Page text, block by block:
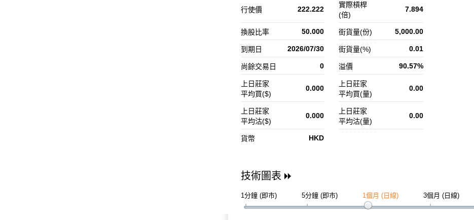
行使價 222.222
實際槓桿
(倍)
7.894
換股比率 50.000 街貨量(份) 5,000.00
到期日 2026/07/30 街貨量(%) 0.01
尚餘交易日 0 溢價 90.57%
上日莊家
平均買($)
0.000
上日莊家
平均買(量)
0.00
上日莊家
平均沽($)
0.000
上日莊家
平均沽(量)
0.00
貨幣 HKD
技術圖表
1分鐘 (即市) 5分鐘 (即市) 1個月 (日線) 3個月 (日線)